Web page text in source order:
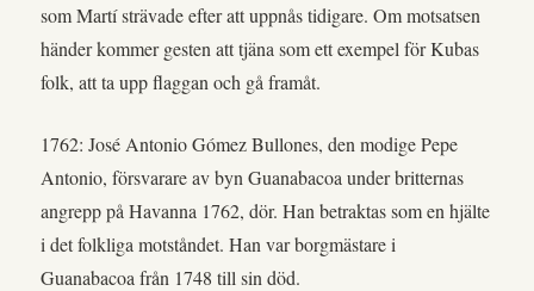
som Martí strävade efter att uppnås tidigare. Om motsatsen
händer kommer gesten att tjäna som ett exempel för Kubas
folk, att ta upp flaggan och gå framåt.
1762: José Antonio Gómez Bullones, den modige Pepe
Antonio, försvarare av byn Guanabacoa under britternas
angrepp på Havanna 1762, dör. Han betraktas som en hjälte
i det folkliga motståndet. Han var borgmästare i
Guanabacoa från 1748 till sin död.